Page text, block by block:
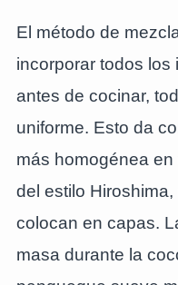
El método de
incorporar todos los
antes de cocinar,
uniforme. Esto da
más homogénea
del estilo
colocan en capas.
masa durante la